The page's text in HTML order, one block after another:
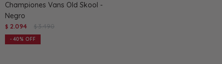
Championes Vans Old Skool -
Negro
$ 2.094 $ 3.490
40